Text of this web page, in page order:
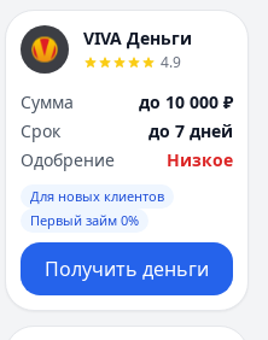
VIVA Деньги
4.9
Сумма
до 10 000 ₽
Срок
до 7 дней
Одобрение
Низкое
Для новых клиентов
Первый займ 0%
Получить деньги